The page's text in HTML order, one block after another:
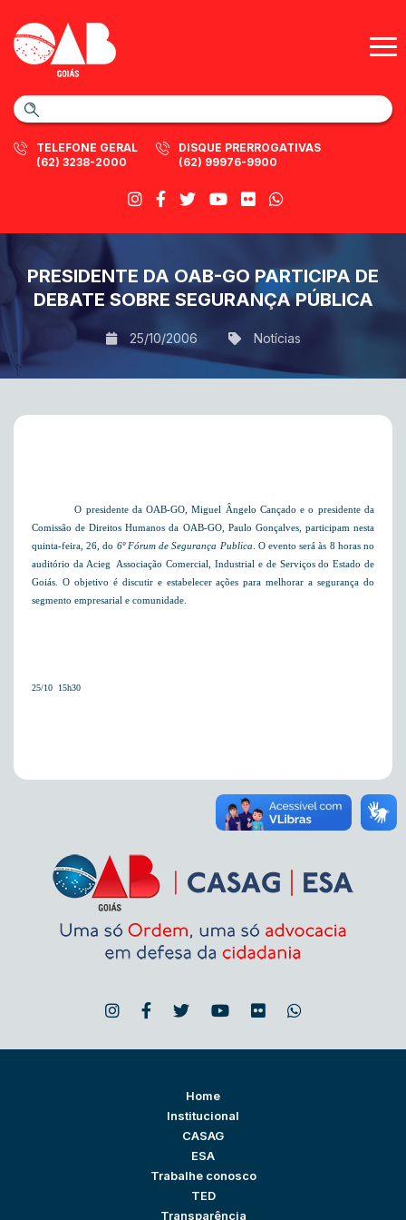
TELEFONE GERAL
(62) 3238-2000
DISQUE PRERROGATIVAS
(62) 99976-9900
PRESIDENTE DA OAB-GO PARTICIPA DE
DEBATE SOBRE SEGURANÇA PÚBLICA
25/10/2006 Notícias
O presidente da OAB-GO, Miguel Ângelo Cançado e o presidente da
Comissão de Direitos Humanos da OAB-GO, Paulo Gonçalves, participam nesta
quinta-feira, 26, do 6º Fórum de Segurança Publica . O evento será às 8 horas no
auditório da Acieg  Associação Comercial, Industrial e de Serviços do Estado de
Goiás. O objetivo é discutir e estabelecer ações para melhorar a segurança do
segmento empresarial e comunidade.
25/10  15h30
Home
Institucional
CASAG
ESA
Trabalhe conosco
TED
Transparência